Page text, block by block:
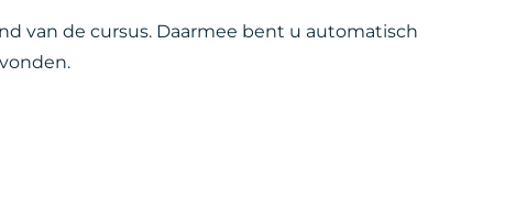
van de cursus. Daarmee bent u automatisch